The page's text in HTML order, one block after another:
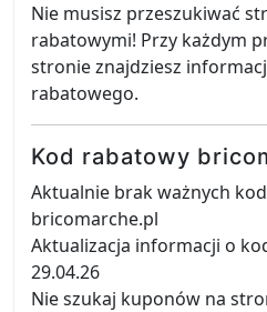
Nie musisz przeszukiwać
rabatowymi! Przy każdym
stronie znajdziesz
rabatowego.
Kod rabatowy
Aktualnie brak ważnych
bricomarche.pl
Aktualizacja informacji o
29.04.26
Nie szukaj kuponów na